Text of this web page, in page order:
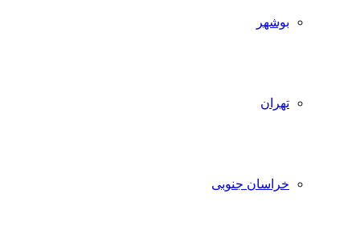
بوشهر
تهران
خراسان جنوبی